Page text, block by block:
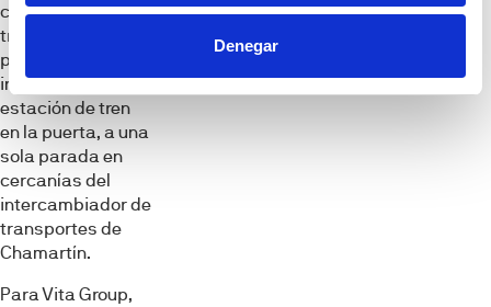
Denegar
conexiones de
transporte
público,
incluyendo una
estación de tren
en la puerta, a una
sola parada en
cercanías del
intercambiador de
transportes de
Chamartín.
Para Vita Group,